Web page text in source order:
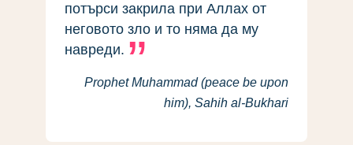
потърси закрила при Аллах от
неговото зло и то няма да му
навреди.
Prophet Muhammad (peace be upon
him), Sahih al-Bukhari